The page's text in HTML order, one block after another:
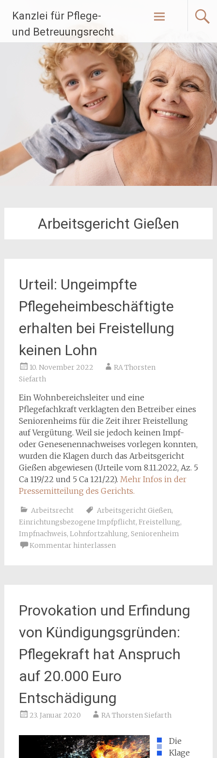
Inhalt
springen
Kanzlei für Pflege-
und Betreuungsrecht
Arbeitsgericht Gießen
Urteil: Ungeimpfte
Pflegeheimbeschäftigte
erhalten bei Freistellung
keinen Lohn
10. November 2022
RA Thorsten
Siefarth
Ein Wohnbereichsleiter und eine
Pflegefachkraft verklagten den Betreiber eines
Seniorenheims für die Zeit ihrer Freistellung
auf Vergütung. Weil sie jedoch keinen Impf-
oder Genesenennachweises vorlegen konnten,
wurden die Klagen durch das Arbeitsgericht
Gießen abgewiesen (Urteile vom 8.11.2022, Az. 5
Ca 119/22 und 5 Ca 121/22). Mehr Infos in der
Pressemitteilung des Gerichts.
Arbeitsrecht Arbeitsgericht Gießen,
Einrichtungsbezogene Impfpflicht, Freistellung,
Impfnachweis, Lohnfortzahlung, Seniorenheim
Kommentar hinterlassen
Provokation und Erfindung
von Kündigungsgründen:
Pflegekraft hat Anspruch
auf 20.000 Euro
Entschädigung
23. Januar 2020 RA Thorsten Siefarth
Die
Klage